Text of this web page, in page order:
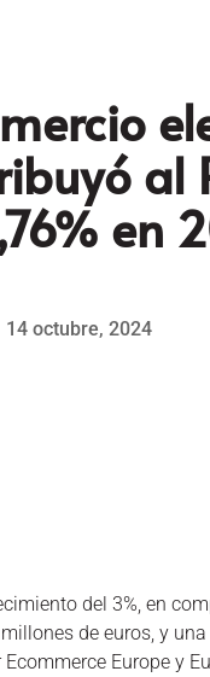
al
en
14 octubre, 2024
del 3%, en
de euros, y
Europe y